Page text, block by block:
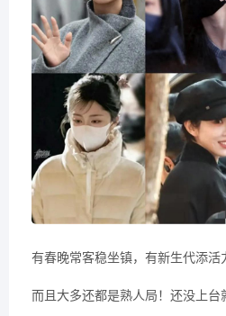
有春晚常客稳坐镇，有新生代添活
而且大多还都是熟人局！还没上台